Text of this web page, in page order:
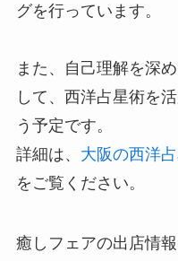
グを行っています。
また、自己理解を深
して、西洋占星術を
う予定です。
詳細は、 大阪の西洋
をご覧ください。
癒しフェアの出店情報